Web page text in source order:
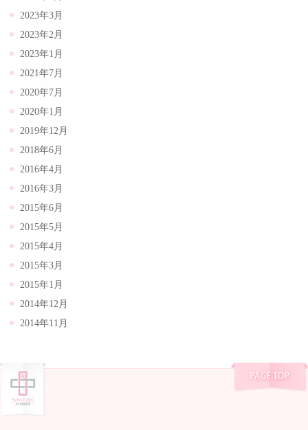
2023年3月
2023年2月
2023年1月
2021年7月
2020年7月
2020年1月
2019年12月
2018年6月
2016年4月
2016年3月
2015年6月
2015年5月
2015年4月
2015年3月
2015年1月
2014年12月
2014年11月